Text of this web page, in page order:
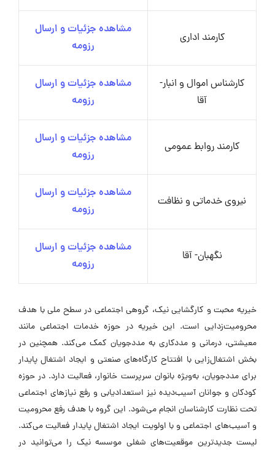
کارمند اداری
مشاهده جزئیات و ارسال
رزومه
کارشناس اموال و انبار-
آقا
مشاهده جزئیات و ارسال
رزومه
کارمند روابط عمومی
مشاهده جزئیات و ارسال
رزومه
نیروی خدماتی و نظافت
مشاهده جزئیات و ارسال
رزومه
نگهبان- آقا
مشاهده جزئیات و ارسال
رزومه
خیریه محبت و کارگشایی نیک، گروهی اجتماعی در سطح ملی با هدف
محرومیت‌زدایی است. این خیریه در حوزه خدمات اجتماعی مانند
معیشتی، درمانی و مددکاری به مددجویان کمک می‌کند. همچنین در
بخش اشتغال‌زایی با افتتاح کارگاه‌های صنعتی و ایجاد اشتغال پایدار
برای مددجویان، به‌ویژه بانوان سرپرست خانوار، فعالیت دارد. در حوزه
کودکان و جوانان آسیب‌دیده نیز استعداد‌یابی و رفع نیازهای اجتماعی
تحت نظارت کارشناسان انجام می‌شود. این گروه با هدف رفع محرومیت
و آسیب‌های اجتماعی و با اولویت ایجاد اشتغال پایدار فعالیت می‌کند.
لیست جدیدترین موقعیت‌های شغلی موسسه نیک را می‌توانید در